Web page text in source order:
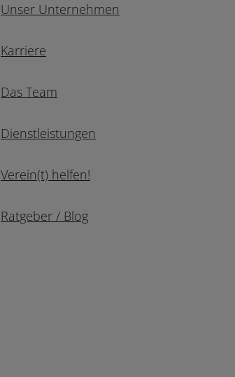
Unser Unternehmen
Karriere
Das Team
Dienstleistungen
Verein(t) helfen!
Ratgeber / Blog